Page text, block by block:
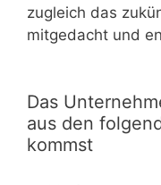
zugleich das
mitgedacht und
Das
aus den
kommst